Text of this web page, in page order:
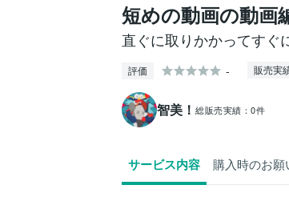
短めの動画の動画
直ぐに取りかかってすぐ
評価 - 販売実
智美！総販売実績：0件
サービス内容 購入時のお願